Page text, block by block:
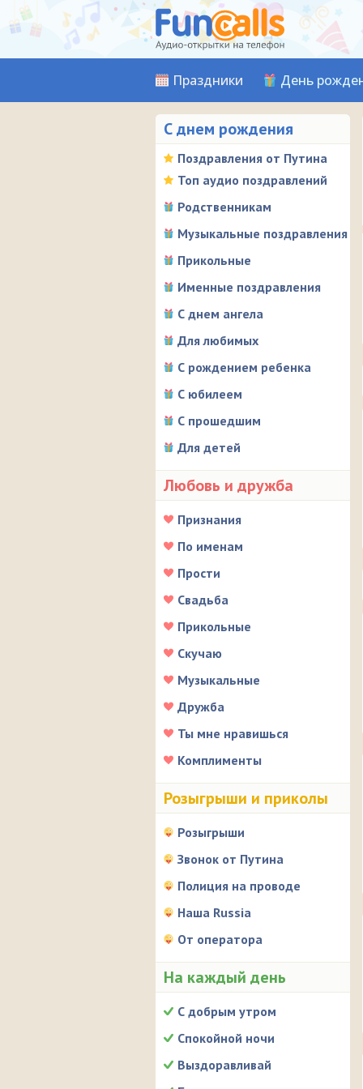
Праздники День
С днем рождения
Поздравления от Путина
Топ аудио поздравлений
Родственникам
Музыкальные поздравления
Прикольные
Именные поздравления
С днем ангела
Для любимых
С рождением ребенка
С юбилеем
С прошедшим
Для детей
Любовь и дружба
Признания
По именам
Прости
Свадьба
Прикольные
Скучаю
Музыкальные
Дружба
Ты мне нравишься
Комплименты
Розыгрыши и приколы
Розыгрыши
Звонок от Путина
Полиция на проводе
Наша Russia
От оператора
На каждый день
С добрым утром
Спокойной ночи
Выздоравливай